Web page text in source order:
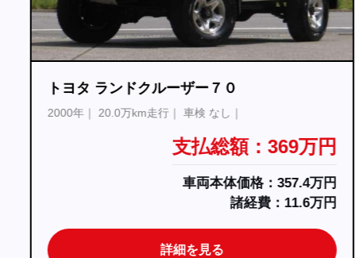
トヨタ ランドクルーザー７０
2000年 20.0万km走行 車検 なし
支払総額：369万円
車両本体価格：357.4万円
諸経費：11.6万円
詳細を見る